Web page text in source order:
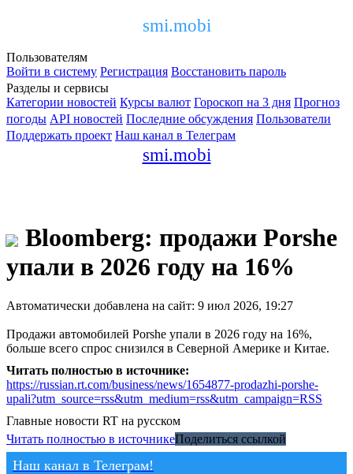
smi.mobi
Пользователям
Войти в систему Регистрация Восстановить пароль
Разделы и сервисы
Категории новостей Курсы валют Гороскоп на 3 дня Прогноз
погоды API новостей Последние обсуждения Пользователи
Поддержать проект Наш канал в Телеграм
smi.mobi
Bloomberg: продажи Porshe
упали в 2026 году на 16%
Автоматически добавлена на сайт: 9 июл 2026, 19:27
Продажи автомобилей Porshe упали в 2026 году на 16%,
больше всего спрос снизился в Северной Америке и Китае.
Читать полностью в источнике:
https://russian.rt.com/business/news/1654877-prodazhi-porshe-
upali?utm_source=rss&utm_medium=rss&utm_campaign=RSS
Главные новости RT на русском
Читать полностью в источникеПоделиться ссылкой
Наш канал в Телеграм!